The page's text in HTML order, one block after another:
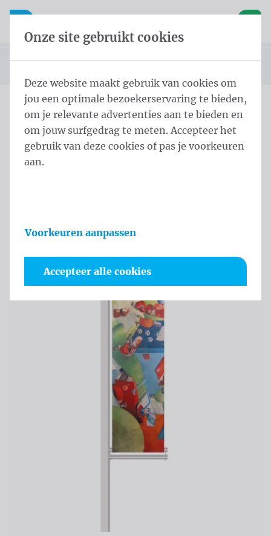
Inhoud overslaan
Taalkeuze overslaan
Open mobiele navigatie
Startpagina
Producten
Masten
Paalbanieren Soltis Pole 400x80 cm Single Zwart
Soltis Pole 400x80 cm
Single Zwart
Onze site gebruikt cookies
Deze website maakt gebruik van cookies om
jou een optimale bezoekerservaring te bieden,
om je relevante advertenties aan te bieden en
om jouw surfgedrag te meten. Accepteer het
gebruik van deze cookies of pas je voorkeuren
aan.
Voorkeuren aanpassen
Accepteer alle cookies